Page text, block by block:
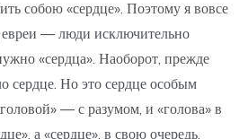
собою «сердце». Поэтому я вовсе
евреи — люди исключительно
«сердца». Наоборот, прежде
сердце. Но это сердце особым
— с разумом, и «голова» в
а «сердце», в свою очередь,